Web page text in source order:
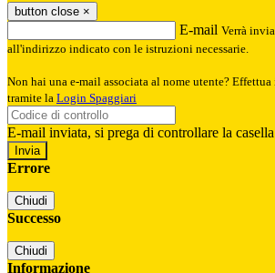
button close ×
E-mail Verrà
all'indirizzo indicato con le istruzioni necessarie.
Non hai una e-mail associata al nome utente?
tramite la Login Spaggiari
E-mail inviata, si prega di controllare la
Errore
Chiudi
Successo
Chiudi
Informazione